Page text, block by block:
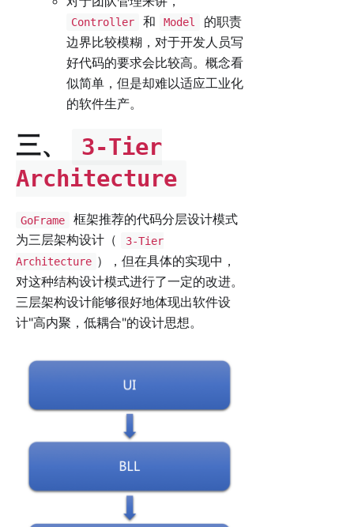
Controller 和 Model
的职责
边界比较模糊，对于开发人员写
好代码的要求会比较高。概念看
似简单，但是却难以适应工业化
的软件生产。
三、
3-Tier
Architecture
GoFrame
框架推荐的代码分层设计模式
为三层架构设计（
3-Tier
Architecture ），但在具体的实现中，
对这种结构设计模式进行了一定的改进。
三层架构设计能够很好地体现出软件设
计"高内聚，低耦合"的设计思想。